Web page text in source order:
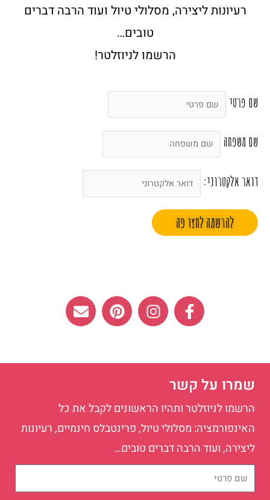
רעיונות ליצירה, מסלולי טיול ועוד הרבה דברים
טובים…
הרשמו לניוזלטר!
שם פרטי
שם משפחה
דואר אלקטרוני:
F
a
c
b
o
o
k
-
f
I
n
s
a
a
m
P
i
n
e
s
t
E
n
v
l
e
שמרו על קשר
הרשמו לניוזלטר ותהיו הראשונים לקבל את כל
האינפורמציה: מסלולי טיול, פרינטבלס חינמיים, רעיונות
ליצירה, ועוד הרבה דברים טובים…
שם